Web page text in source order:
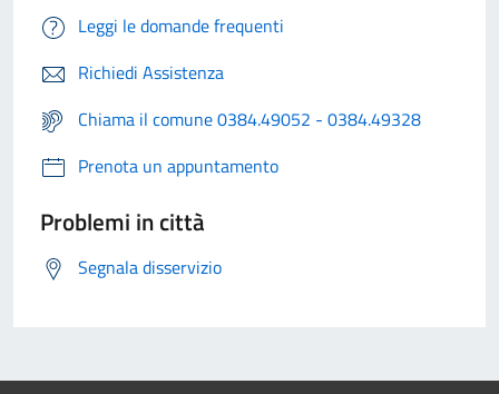
Leggi le domande frequenti
Richiedi Assistenza
Chiama il comune 0384.49052 - 0384.49328
Prenota un appuntamento
Problemi in città
Segnala disservizio